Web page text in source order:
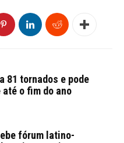
81 tornados e pode
até o fim do ano
fórum latino-